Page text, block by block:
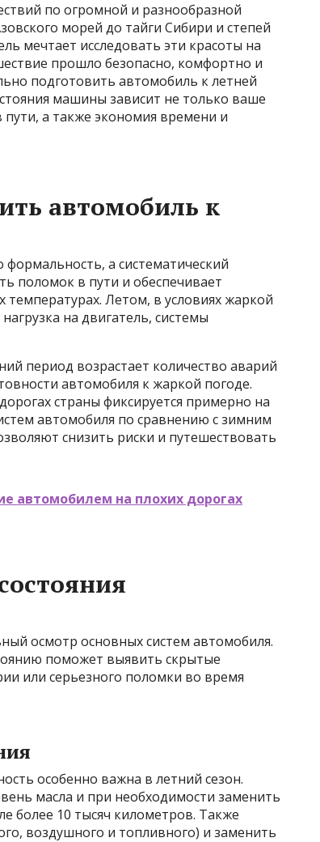
по огромной и разнообразной
морей до тайги Сибири и степей
мечтает исследовать эти красоты на
прошло безопасно, комфортно и
подготовить автомобиль к летней
машины зависит не только ваше
пути, а также экономия времени и
автомобиль к
а систематический
поломок в пути и обеспечивает
Летом, в условиях жаркой
на двигатель, системы
период возрастает количество аварий
автомобиля к жаркой погоде.
страны фиксируется примерно на
автомобиля по сравнению с зимним
снизить риски и путешествовать
автомобилем на плохих дорогах
осмотр основных систем автомобиля.
поможет выявить скрытые
или серьезного поломки во время
особенно важна в летний сезон.
масла и при необходимости заменить
более 10 тысяч километров. Также
воздушного и топливного) и заменить